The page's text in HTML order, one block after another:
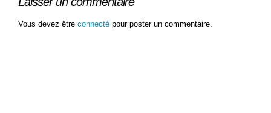
Vous devez être connecté pour poster un commentaire.